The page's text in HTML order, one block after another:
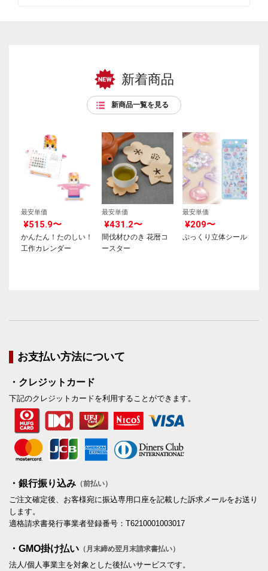
新着商品
新商品一覧を見る
最安単価
¥515.9〜
かんたん！たのしい！
工作カレンダー
最安単価
¥431.2〜
間伐材ひのき 花暦コ
ースター
最安単価
¥209〜
ぷっくり立体シール
お支払い方法について
・クレジットカード
下記のクレジットカードを利用することができます。
・銀行振り込み （前払い）
ご注文確定後、お客様宛に振込専用口座を記載した訴求メールをお送り
します。
適格請求書発行事業者登録番号：T6210001003017
・GMO掛け払い （月末締め翌月末請求書払い）
法人/個人事業主を対象とした後払いサービスです。